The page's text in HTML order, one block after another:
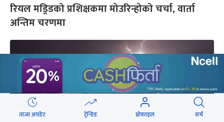
रियल मड्रिडको प्रशिक्षकमा मोउरिन्होको चर्चा, वार्ता
अन्तिम चरणमा
ताजा अपडेट ट्रेन्डिङ प्रोफाइल सर्च